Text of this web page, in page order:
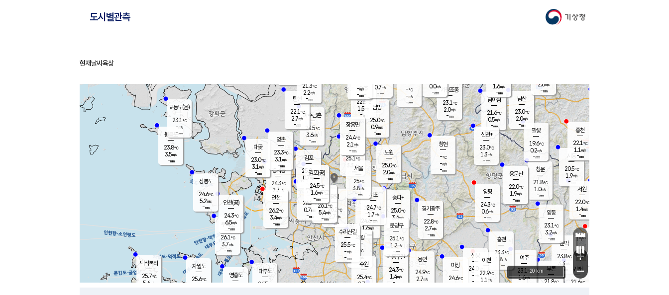
기상청
도시별관측
홈
현재날씨 육상
문막
23.8℃
3.3m/s
mm
남이섬
21.6℃
0.5m/s
-mm
무의도
26.1℃
3.7m/s
-mm
영흥도
볼음도
23.8℃
3.5m/s
-mm
자월도
25.6℃
양주
22.5℃
1.5
-mm
부론
21.8℃
과천
24.6℃
1.6m/s
- mm
남산
23.0℃
2.0m/s
-mm
장봉도
24.6℃
5.2m/s
-mm
청운
21.8℃
1.0m/s
-mm
팔봉
19.6℃
0.2m/s
-mm
용인
24.9℃
2.7m/s
여주
23.1℃
1.6m/s
양동
23.1℃
3.2m/s
-mm
경기광주
22.8℃
2.7m/s
-mm
1.6m/s
-mm
대부도
24.5
경서동
24.3℃
2.7 m/s
-mm
파주금촌
23.5℃
3.6m/s
-mm
가평조종
23.1℃
2.0m/s
-mm
-℃
-m/s
-mm
대곶
23.0℃
3.1 m/s
-mm
신천*
23.0℃
1.3m/s
-mm
창현
-℃
-m/s
-mm
탄현
22.1℃
2.7m/s
-mm
0.0m/s
-mm
흥천
23.3℃
1.8m/s
-mm
마장
24.6℃
의왕
- ℃
m/s
mm
김포
25.0℃
0.7 m/s
mm
설봉
24.0
-m/s
- mm
광명
26.2 ℃
2.7 m/s
-mm
부천
26.2℃
0.7m/s
-mm
양촌
23.3℃
3.1 m/s
-mm
구로
26.1℃
5.4m/s
-mm
은평
25.1℃
3.3 m/s
- mm
노원
25.0℃
2.0m/s
-mm
송파*
25.0℃
3.4m/s
-mm
서초
24.7℃
1.7m/s
-mm
남방
25.0℃
0.9m/s
-mm
기흥구갈
24.3℃
1.4m/s
-
수리산길
25.5℃
-m/s
-mm
분당구
25.1℃
1.2m/s
-mm
장흥면
24.4℃
2.1 m/s
-mm
-m/s
-mm
시동
20.5℃
1.9m/s
- mm
귀래
21.6℃
서원
22.0℃
1.4m/s
-mm
용문산
22.0℃
1.9m/s
-mm
덕적북리
25.7℃
5.6 m/s
인천(공)
24.3℃
6.5m/s
-mm
김포(공)
24.5℃
1.6m/s
-mm
교동도(음)
23.1℃
-m/s
-mm
홍천
22.1℃
1.1 m/s
-mm
이천
22.9℃
1.1 m/s
양평
24.3℃
0.6m/s
-mm
수원
25.4℃
2.7 m/s
인천
26.2℃
3.4m/s
-mm
서울
25℃
3.8m/s
-mm
2.6m/s
-mm
21.3℃
2.2m/s
-mm
0.7m/s
-mm
+
−
20 km